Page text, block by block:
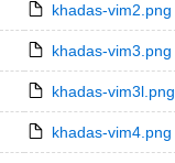
khadas-vim2.png
khadas-vim3.png
khadas-vim3l.png
khadas-vim4.png